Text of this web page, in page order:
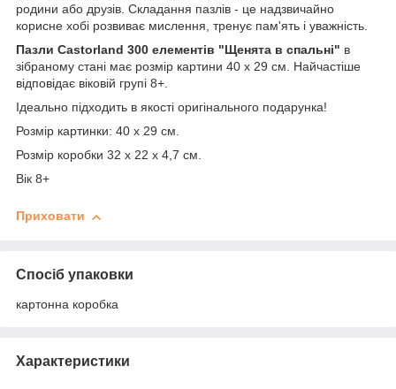
родини або друзів. Складання пазлів - це надзвичайно
корисне хобі розвиває мислення, тренує пам'ять і уважність.
Пазли Castorland 300 елементів "Щенята в спальні" в
зібраному стані має розмір картини 40 х 29 см. Найчастіше
відповідає віковій групі 8+.
Ідеально підходить в якості оригінального подарунка!
Розмір картинки: 40 х 29 см.
Розмір коробки 32 х 22 х 4,7 см.
Вік 8+
Приховати
Спосіб упаковки
картонна коробка
Характеристики